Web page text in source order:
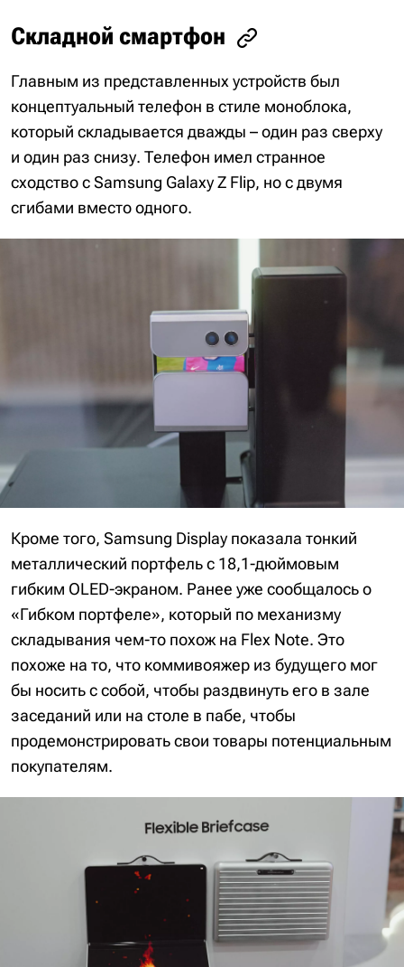
Складной смартфон
Главным из представленных устройств был
концептуальный телефон в стиле моноблока,
который складывается дважды – один раз сверху
и один раз снизу. Телефон имел странное
сходство с Samsung Galaxy Z Flip, но с двумя
сгибами вместо одного.
Кроме того, Samsung Display показала тонкий
металлический портфель с 18,1-дюймовым
гибким OLED-экраном. Ранее уже сообщалось о
«Гибком портфеле», который по механизму
складывания чем-то похож на Flex Note. Это
похоже на то, что коммивояжер из будущего мог
бы носить с собой, чтобы раздвинуть его в зале
заседаний или на столе в пабе, чтобы
продемонстрировать свои товары потенциальным
покупателям.